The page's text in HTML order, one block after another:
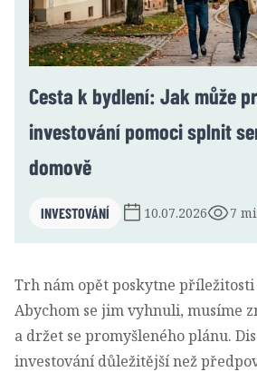
Cesta k bydlení: Jak může
investování pomoci splnit
domově
INVESTOVÁNÍ 10.07.2026 7
Trh nám opět poskytne
Abychom se jim vyhnuli, musíme
a držet se promyšleného plánu.
investování důležitější než